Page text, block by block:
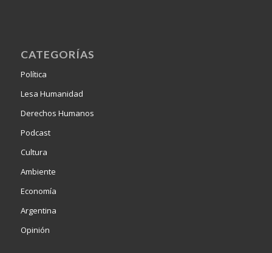
CATEGORÍAS
Política
Lesa Humanidad
Derechos Humanos
Podcast
Cultura
Ambiente
Economía
Argentina
Opinión